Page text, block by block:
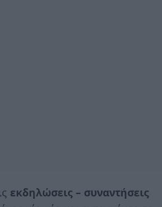
εκδηλώσεις – συναντήσεις